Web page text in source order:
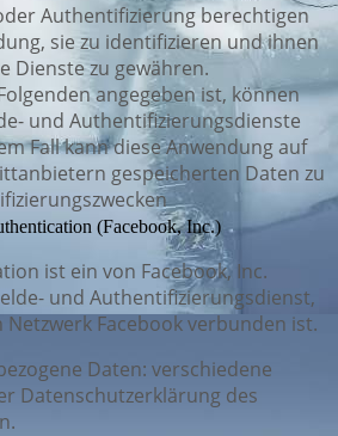
Authentifizierung berechtigen
sie zu identifizieren und ihnen
Dienste zu gewähren.
angegeben ist, können
und Authentifizierungsdienste
Fall kann diese Anwendung auf
gespeicherten Daten zu
(Facebook, Inc.)
ist ein von Facebook, Inc.
und Authentifizierungsdienst,
Facebook verbunden ist.
Daten: verschiedene
Datenschutzerklärung des